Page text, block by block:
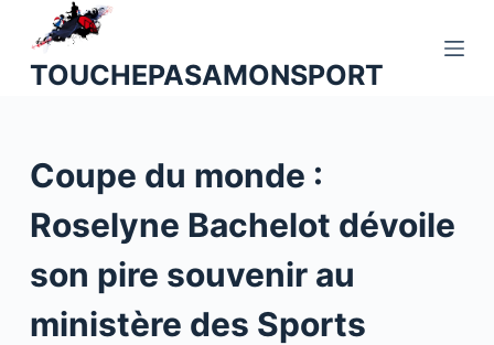
o
TOUCHEPASAMONSPORT
Coupe du monde :
Roselyne Bachelot dévoile
son pire souvenir au
ministère des Sports